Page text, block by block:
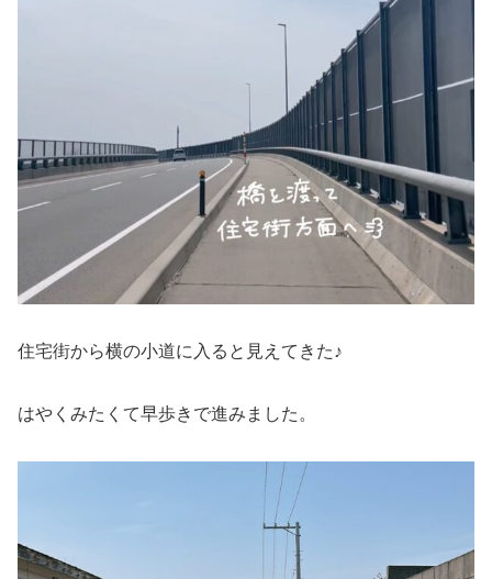
住宅街から横の小道に入ると見えてきた♪
はやくみたくて早歩きで進みました。